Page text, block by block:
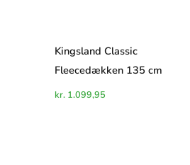
Kingsland Classic
Fleecedækken 135 cm
kr.1.099,95